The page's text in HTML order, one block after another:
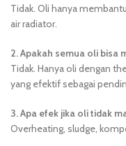
Tidak. Oli hanya
air radiator.
2. Apakah semua oli bisa
Tidak. Hanya oli dengan
yang efektif sebagai
3. Apa efek jika oli tidak
Overheating, sludge,